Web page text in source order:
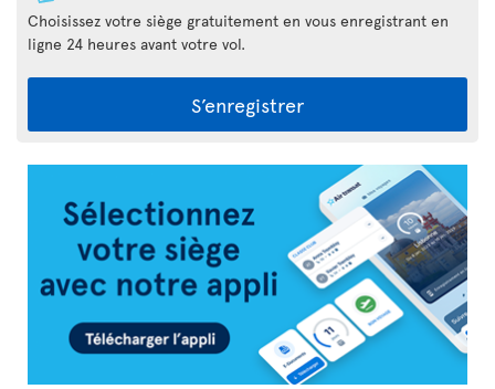
Choisissez votre siège gratuitement en vous enregistrant en
ligne 24 heures avant votre vol.
S’enregistrer
Transat